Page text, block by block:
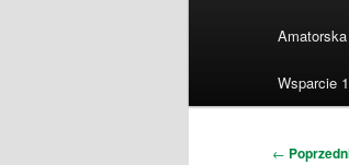
Wsparcie
Nawigacja
←